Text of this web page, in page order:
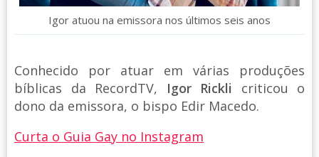
Igor atuou na emissora nos últimos seis anos
Conhecido por atuar em várias produções
bíblicas da RecordTV, Igor Rickli criticou o
dono da emissora, o bispo Edir Macedo.
Curta o Guia Gay no Instagram